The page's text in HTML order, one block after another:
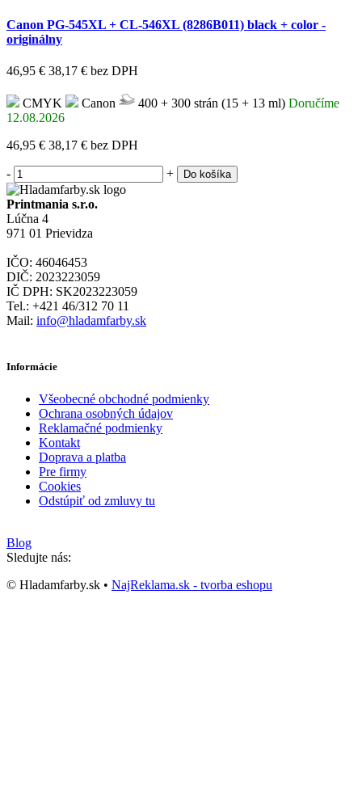
Canon PG-545XL + CL-546XL (8286B011) black + color -
originálny
46,95 € 38,17 € bez DPH
CMYK Canon 400 + 300 strán (15 + 13 ml) Doručíme
12.08.2026
46,95 € 38,17 € bez DPH
- + Do košíka
Printmania s.r.o.
Lúčna 4
971 01 Prievidza
IČO: 46046453
DIČ: 2023223059
IČ DPH: SK2023223059
Tel.: +421 46/312 70 11
Mail: info@hladamfarby.sk
Informácie
Všeobecné obchodné podmienky
Ochrana osobných údajov
Reklamačné podmienky
Kontakt
Doprava a platba
Pre firmy
Cookies
Odstúpiť od zmluvy tu
Blog
Sledujte nás:
© Hladamfarby.sk • NajReklama.sk - tvorba eshopu